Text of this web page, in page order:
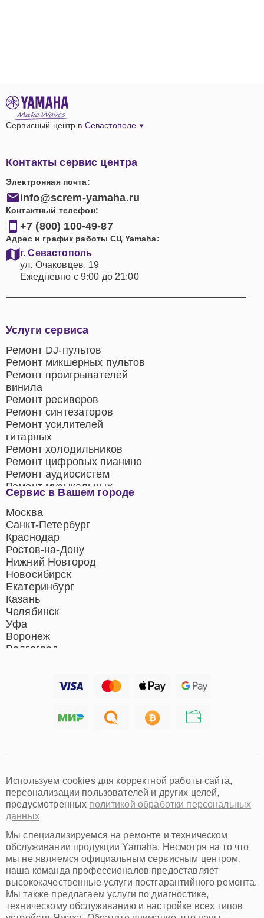
Сервисный центр в Севастополе
Контакты сервис центра
Электронная почта:
info@screm-yamaha.ru
Контактный телефон:
+7 (800) 100-49-87
Адрес и график работы СЦ Yamaha:
г. Севастополь
ул. Очаковцев, 19
Ежедневно с 9:00 до 21:00
Сервис в Вашем городе
Москва
Санкт-Петербург
Краснодар
Ростов-на-Дону
Нижний Новгород
Новосибирск
Екатеринбург
Казань
Челябинск
Уфа
Воронеж
Волгоград
Хабаровск
Омск
Красноярск
Пермь
Ульяновск
Киров
Архангельск
Астрахань
Белгород
Благовещенск
Брянск
Владивосток
Услуги сервиса
Ремонт DJ-пультов
Ремонт микшерных пультов
Ремонт проигрывателей
винила
Ремонт ресиверов
Ремонт синтезаторов
Ремонт усилителей
гитарных
Ремонт холодильников
Ремонт цифровых пианино
Ремонт аудиосистем
Ремонт музыкальных
центров
Ремонт домашних
кинотеатров
Ремонт микрофонов
Ремонт акустических
систем
Используем cookies для корректной работы сайта,
персонализации пользователей и других целей,
предусмотренных политикой обработки персональных
данных
Мы специализируемся на ремонте и техническом
обслуживании продукции Yamaha. Несмотря на то что
мы не являемся официальным сервисным центром,
наша команда профессионалов предоставляет
высококачественные услуги постгарантийного ремонта.
Мы также предлагаем услуги по диагностике,
техническому обслуживанию и настройке всех типов